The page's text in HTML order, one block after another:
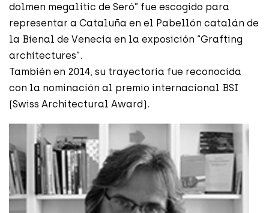
dolmen megalític de Seró” fue escogido para
representar a Cataluña en el Pabellón catalán de
la Bienal de Venecia en la exposición “Grafting
architectures”.
También en 2014, su trayectoria fue reconocida
con la nominación al premio internacional BSI
(Swiss Architectural Award).